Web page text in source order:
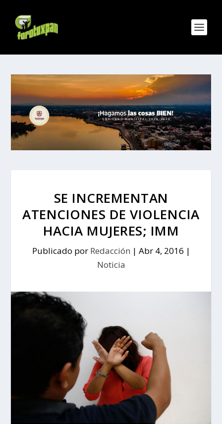
SE INCREMENTAN
ATENCIONES DE VIOLENCIA
HACIA MUJERES; IMM
Publicado por Redacción | Abr 4, 2016 |
Noticia